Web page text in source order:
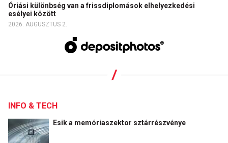
Óriási különbség van a frissdiplomások elhelyezkedési
esélyei között
2026. AUGUSZTUS 2.
INFO & TECH
Esik a memóriaszektor sztárrészvénye